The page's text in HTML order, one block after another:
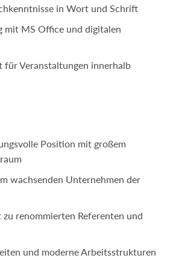
in Wort und Schrift
mit MS Office und digitalen
für Veranstaltungen innerhalb
Position mit großem
wachsenden Unternehmen der
renommierten Referenten und
und moderne Arbeitsstrukturen